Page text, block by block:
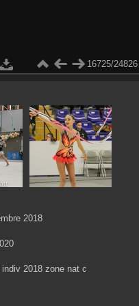
16725/24826
2018
indiv 2018 zone nat c